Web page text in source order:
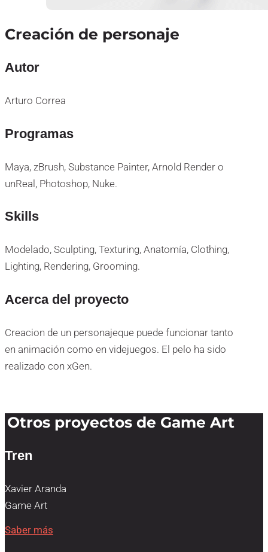
Creación de personaje
Autor
Arturo Correa
Programas
Maya, zBrush, Substance Painter, Arnold Render o
unReal, Photoshop, Nuke.
Skills
Modelado, Sculpting, Texturing, Anatomía, Clothing,
Lighting, Rendering, Grooming.
Acerca del proyecto
Creacion de un personajeque puede funcionar tanto
en animación como en videjuegos. El pelo ha sido
realizado con xGen.
Otros proyectos de Game Art
Tren
Xavier Aranda
Game Art
Saber más